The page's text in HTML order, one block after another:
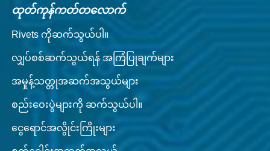
ထုတ်ကုန်ကတ်တလောက်
Rivets ကိုဆက်သွယ်ပါ။
လျှပ်စစ်ဆက်သွယ်ရန် အကြံပြုချက်များ
အမှုန့်သတ္တုအဆက်အသွယ်များ
စည်းဝေးပွဲများကို ဆက်သွယ်ပါ။
ငွေရောင်အလွိုင်းကြိုးများ